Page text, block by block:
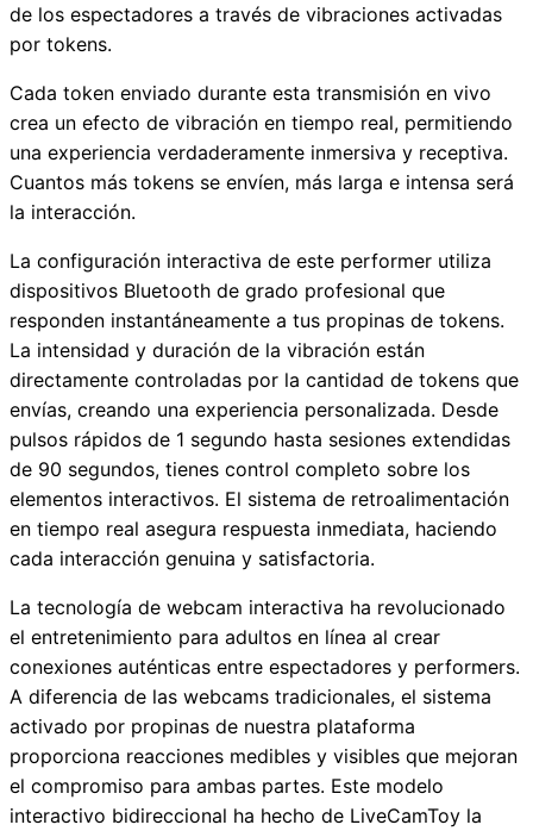
de los espectadores a través de vibraciones activadas
por tokens.
Cada token enviado durante esta transmisión en vivo
crea un efecto de vibración en tiempo real, permitiendo
una experiencia verdaderamente inmersiva y receptiva.
Cuantos más tokens se envíen, más larga e intensa será
la interacción.
La configuración interactiva de este performer utiliza
dispositivos Bluetooth de grado profesional que
responden instantáneamente a tus propinas de tokens.
La intensidad y duración de la vibración están
directamente controladas por la cantidad de tokens que
envías, creando una experiencia personalizada. Desde
pulsos rápidos de 1 segundo hasta sesiones extendidas
de 90 segundos, tienes control completo sobre los
elementos interactivos. El sistema de retroalimentación
en tiempo real asegura respuesta inmediata, haciendo
cada interacción genuina y satisfactoria.
La tecnología de webcam interactiva ha revolucionado
el entretenimiento para adultos en línea al crear
conexiones auténticas entre espectadores y performers.
A diferencia de las webcams tradicionales, el sistema
activado por propinas de nuestra plataforma
proporciona reacciones medibles y visibles que mejoran
el compromiso para ambas partes. Este modelo
interactivo bidireccional ha hecho de LiveCamToy la